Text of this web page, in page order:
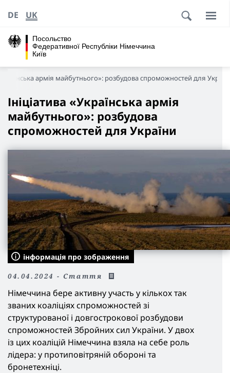
Посольство
Федеративної Республіки Німеччина
Київ
DE UK
армія майбутнього»: розбудова спроможностей для
Ініціатива «Українська армія
майбутнього»: розбудова
спроможностей для України
інформація про зображення
04.04.2024 - Cтаття
Німеччина бере активну участь у кількох так
званих коаліціях спроможностей зі
структурованої і довгострокової розбудови
спроможностей Збройних сил України. У двох
із цих коаліцій Німеччина взяла на себе роль
лідера: у протиповітряній обороні та
бронетехніці.